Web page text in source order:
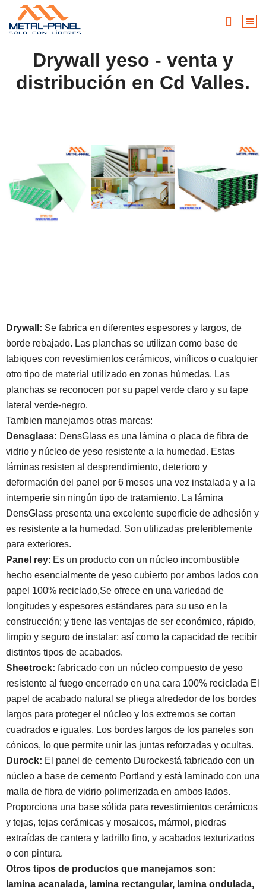
Drywall yeso - venta y
distribución en Cd Valles.
Drywall: Se fabrica en diferentes espesores y largos, de
borde rebajado. Las planchas se utilizan como base de
tabiques con revestimientos cerámicos, vinílicos o cualquier
otro tipo de material utilizado en zonas húmedas. Las
planchas se reconocen por su papel verde claro y su tape
lateral verde-negro.
Tambien manejamos otras marcas:
Densglass: DensGlass es una lámina o placa de fibra de
vidrio y núcleo de yeso resistente a la humedad. Estas
láminas resisten al desprendimiento, deterioro y
deformación del panel por 6 meses una vez instalada y a la
intemperie sin ningún tipo de tratamiento. La lámina
DensGlass presenta una excelente superficie de adhesión y
es resistente a la humedad. Son utilizadas preferiblemente
para exteriores.
Panel rey: Es un producto con un núcleo incombustible
hecho esencialmente de yeso cubierto por ambos lados con
papel 100% reciclado,Se ofrece en una variedad de
longitudes y espesores estándares para su uso en la
construcción; y tiene las ventajas de ser económico, rápido,
limpio y seguro de instalar; así como la capacidad de recibir
distintos tipos de acabados.
Sheetrock: fabricado con un núcleo compuesto de yeso
resistente al fuego encerrado en una cara 100% reciclada El
papel de acabado natural se pliega alrededor de los bordes
largos para proteger el núcleo y los extremos se cortan
cuadrados e iguales. Los bordes largos de los paneles son
cónicos, lo que permite unir las juntas reforzadas y ocultas.
Durock: El panel de cemento Durockestá fabricado con un
núcleo a base de cemento Portland y está laminado con una
malla de fibra de vidrio polimerizada en ambos lados.
Proporciona una base sólida para revestimientos cerámicos
y tejas, tejas cerámicas y mosaicos, mármol, piedras
extraídas de cantera y ladrillo fino, y acabados texturizados
o con pintura.
Otros tipos de productos que manejamos son:
lamina acanalada, lamina rectangular, lamina ondulada,